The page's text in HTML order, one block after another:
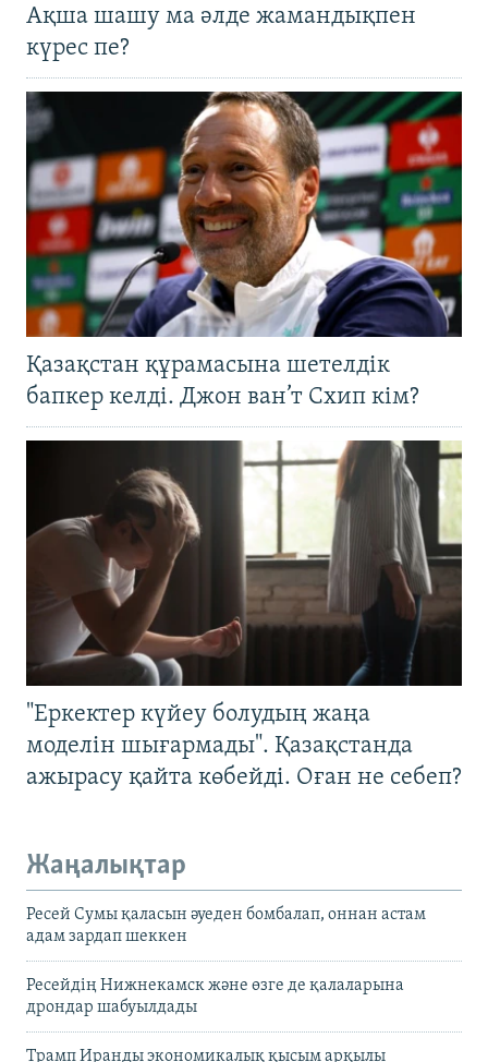
Ақша шашу ма әлде жамандықпен
күрес пе?
Қазақстан құрамасына шетелдік
бапкер келді. Джон ван’т Схип кім?
"Еркектер күйеу болудың жаңа
моделін шығармады". Қазақстанда
ажырасу қайта көбейді. Оған не себеп?
Жаңалықтар
Ресей Сумы қаласын әуеден бомбалап, оннан астам
адам зардап шеккен
Ресейдің Нижнекамск және өзге де қалаларына
дрондар шабуылдады
Трамп Иранды экономикалық қысым арқылы